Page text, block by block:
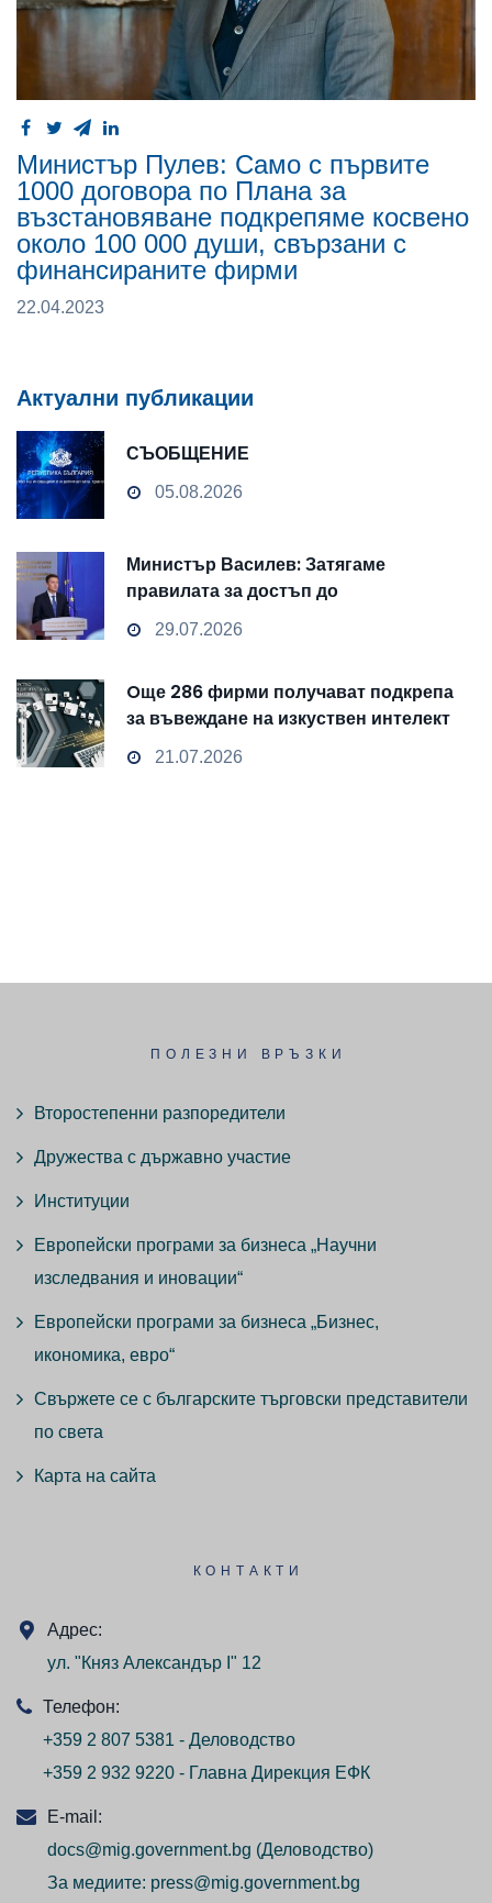
Министър Пулев: Само с първите
1000 договора по Плана за
възстановяване подкрепяме косвено
около 100 000 души, свързани с
финансираните фирми
22.04.2023
Актуални публикации
СЪОБЩЕНИЕ
05.08.2026
Министър Василев: Затягаме
правилата за достъп до
чувствителни данни
29.07.2026
Oще 286 фирми получават подкрепа
за въвеждане на изкуствен интелект
и облачни технологии
21.07.2026
ПОЛЕЗНИ ВРЪЗКИ
Второстепенни разпоредители
Дружества с държавно участие
Институции
Европейски програми за бизнеса „Научни
изследвания и иновации“
Европейски програми за бизнеса „Бизнес,
икономика, евро“
Свържете се с българските търговски представители
по света
Карта на сайта
КОНТАКТИ
Адрес:
ул. "Княз Александър I" 12
Телефон:
+359 2 807 5381 - Деловодство
+359 2 932 9220 - Главна Дирекция ЕФК
E-mail:
docs@mig.government.bg (Деловодство)
За медиите: press@mig.government.bg